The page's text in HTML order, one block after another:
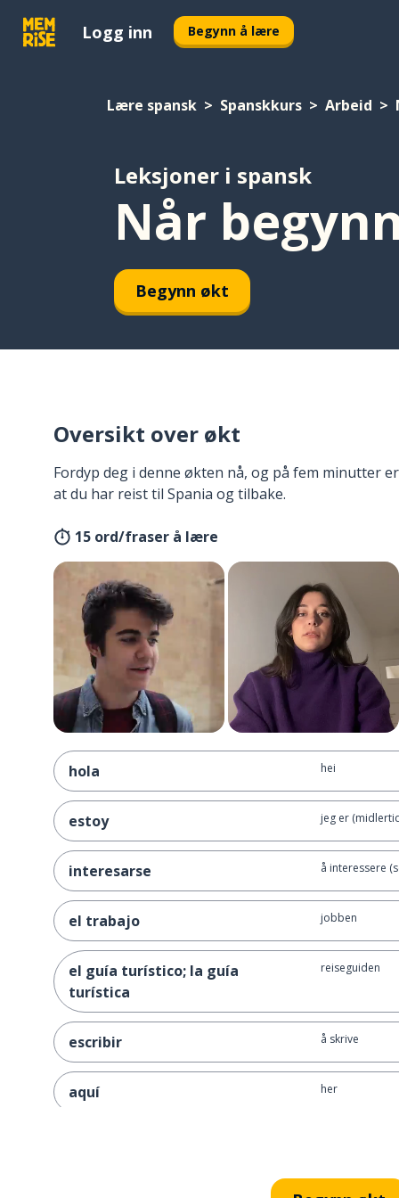
Logg inn Begynn å lære
Lære spansk Spanskkurs Arbeid
Leksjoner i spansk
Når
Begynn økt
Oversikt over økt
Fordyp deg i denne økten nå, og på fem minutter
at du har reist til Spania og tilbake.
15 ord/fraser å lære
hola hei
estoy jeg er
interesarse å interessere
el trabajo jobben
el guía turístico; la guía
turística
reiseguiden
escribir å skrive
aquí her